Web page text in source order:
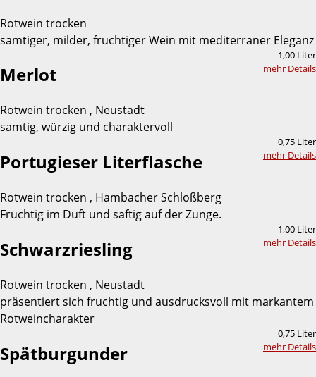
Rotwein trocken
samtiger, milder, fruchtiger Wein mit mediterraner Eleganz
1,00 Liter
mehr Details
Merlot
Rotwein trocken , Neustadt
samtig, würzig und charaktervoll
0,75 Liter
mehr Details
Portugieser Literflasche
Rotwein trocken , Hambacher Schloßberg
Fruchtig im Duft und saftig auf der Zunge.
1,00 Liter
mehr Details
Schwarzriesling
Rotwein trocken , Neustadt
präsentiert sich fruchtig und ausdrucksvoll mit markantem
Rotweincharakter
0,75 Liter
mehr Details
Spätburgunder